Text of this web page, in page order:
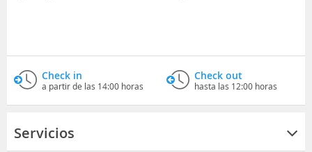
Check in
a partir de las 14:00 horas
Check out
hasta las 12:00 horas
Servicios